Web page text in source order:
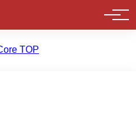
Gesellschaft ehrt